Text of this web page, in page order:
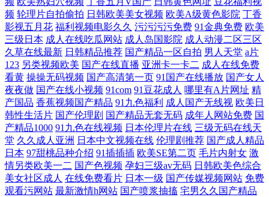
频 轮理片自拍偷拍 日韩欧美美女视频 欧美A级黄色影院 丁香
影视五月花 福利视频电影久久 污污污污免费 91金典免费 欧美
三级日本 成人在线吃瓜网站 成人岛国影院 成人动漫二区三区
久草在线最新 日韩精品推荐 国产精品一区自拍 男人天堂 a片
123 另类视频欧美 国产在线直播 亚洲卡一卡二 成人在线免费
看黄 操操无码视频 国产高清第一页 91国产在线播放 国产女人
夜夜做 国产在线小视频 91com 91豆花成人 哪里有A片网址 精
产国品 香蕉视频国产精品 91九色福利 成人国产无线视 欧美日
韩性生活片 国产伦理剧 国产精品无套无码 成年人网站免费 国
产精品1000 91九色在线视频 日本伦理片在线 三级无码在线天
堂 久久成人亚洲 日本中文视频在线 伦理剧推荐 国产成人精品
日本 97甜桃品种介绍 91插插插 欧美SE第二页 毛片内射女 激
情另类欧美一二 国产色视频 孕妇三级av无码 日韩欧美色综合
美女社区成人 在线免费看片 日本一级 国产传媒视频网站 免费
观看污网站 最新激情h网站 国产喷浆抽搐 宅男久久国产精品